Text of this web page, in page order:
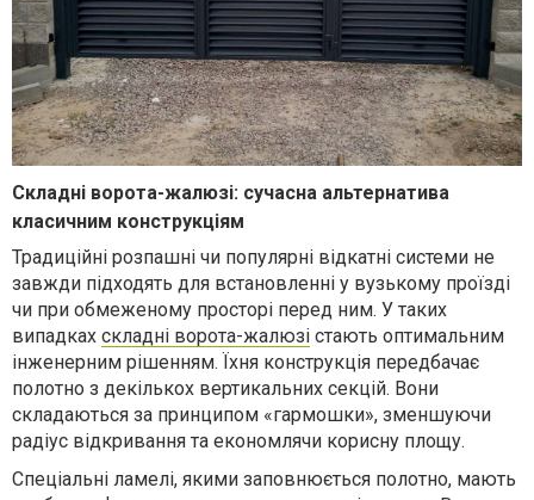
Складні ворота-жалюзі: сучасна альтернатива
класичним конструкціям
Традиційні розпашні чи популярні відкатні системи не
завжди підходять для встановленні у вузькому проїзді
чи при обмеженому просторі перед ним. У таких
випадках складні ворота-жалюзі стають оптимальним
інженерним рішенням. Їхня конструкція передбачає
полотно з декількох вертикальних секцій. Вони
складаються за принципом «гармошки», зменшуючи
радіус відкривання та економлячи корисну площу.
Спеціальні ламелі, якими заповнюється полотно, мають